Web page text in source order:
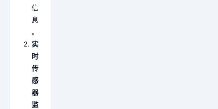
信
息
。
实
时
传
感
器
监